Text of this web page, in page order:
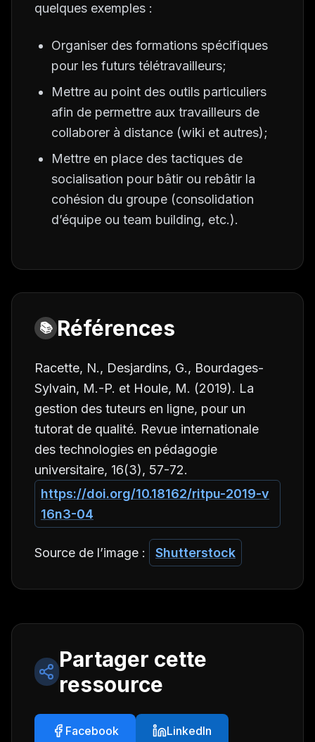
quelques exemples :
Organiser des formations spécifiques
pour les futurs télétravailleurs;
Mettre au point des outils particuliers
afin de permettre aux travailleurs de
collaborer à distance (wiki et autres);
Mettre en place des tactiques de
socialisation pour bâtir ou rebâtir la
cohésion du groupe (consolidation
d’équipe ou team building, etc.).
📚 Références
Racette, N., Desjardins, G., Bourdages-
Sylvain, M.-P. et Houle, M. (2019). La
gestion des tuteurs en ligne, pour un
tutorat de qualité. Revue internationale
des technologies en pédagogie
universitaire, 16(3), 57-72.
https://doi.org/10.18162/ritpu-2019-v
16n3-04
Source de l’image : Shutterstock
Partager cette
ressource
Facebook LinkedIn